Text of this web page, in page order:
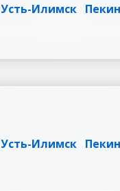
Усть-Илимск Пекин
Усть-Илимск Пекин